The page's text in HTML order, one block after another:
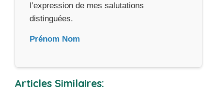
l’expression de mes salutations
distinguées.
Prénom Nom
Articles Similaires: